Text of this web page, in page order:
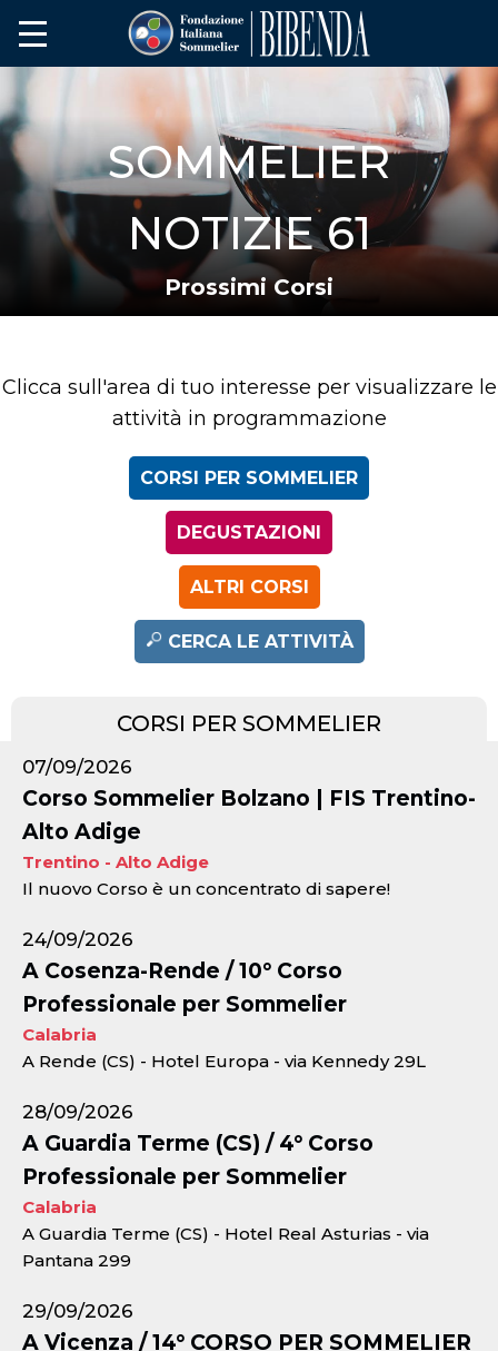
SOMMELIER
NOTIZIE 61
Prossimi Corsi
Clicca sull'area di tuo interesse per visualizzare le
attività in programmazione
CORSI PER SOMMELIER
DEGUSTAZIONI
ALTRI CORSI
CERCA LE ATTIVITÀ
CORSI PER SOMMELIER
07/09/2026
Corso Sommelier Bolzano | FIS Trentino-
Alto Adige
Trentino - Alto Adige
Il nuovo Corso è un concentrato di sapere!
24/09/2026
A Cosenza-Rende / 10° Corso
Professionale per Sommelier
Calabria
A Rende (CS) - Hotel Europa - via Kennedy 29L
28/09/2026
A Guardia Terme (CS) / 4° Corso
Professionale per Sommelier
Calabria
A Guardia Terme (CS) - Hotel Real Asturias - via
Pantana 299
29/09/2026
A Vicenza / 14° CORSO PER SOMMELIER